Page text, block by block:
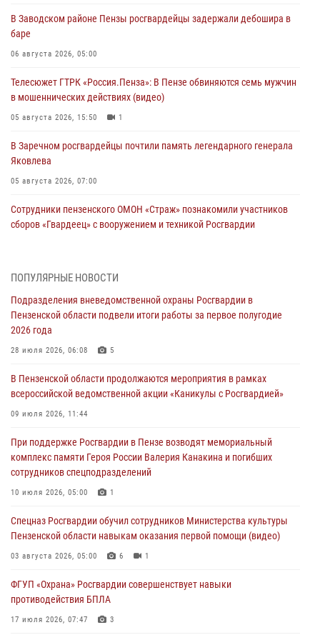
В Заводском районе Пензы росгвардейцы задержали дебошира в
баре
06 августа 2026, 05:00
Телесюжет ГТРК «Россия.Пенза»: В Пензе обвиняются семь мужчин
в мошеннических действиях (видео)
05 августа 2026, 15:50 1
В Заречном росгвардейцы почтили память легендарного генерала
Яковлева
05 августа 2026, 07:00
Сотрудники пензенского ОМОН «Страж» познакомили участников
сборов «Гвардеец» с вооружением и техникой Росгвардии
В Пензе сотрудники Росгвардии оказали помощь
05 августа 2026, 04:00
В Пензе при силовой поддержке Росгвардии пресечена
деятельность ОПГ, маскировавшейся под реабилитационный центр
4
В Управлении Росгвардии по Пензенской области подвели итоги
04 августа 2026, 06:08
Росгвардия обеспечила безопасность праздничных мероприятий в
День ВДВ в Пензе
ПОПУЛЯРНЫЕ НОВОСТИ
Подразделения вневедомственной охраны Росгвардии в
Пензенской области подвели итоги работы за первое полугодие
2026 года
28 июля 2026, 06:08 5
В Пензенской области продолжаются мероприятия в рамках
всероссийской ведомственной акции «Каникулы с Росгвардией»
09 июля 2026, 11:44
При поддержке Росгвардии в Пензе возводят мемориальный
комплекс памяти Героя России Валерия Канакина и погибших
сотрудников спецподразделений
10 июля 2026, 05:00 1
Спецназ Росгвардии обучил сотрудников Министерства культуры
Пензенской области навыкам оказания первой помощи (видео)
03 августа 2026, 05:00 6 1
ФГУП «Охрана» Росгвардии совершенствует навыки
противодействия БПЛА
17 июля 2026, 07:47 3